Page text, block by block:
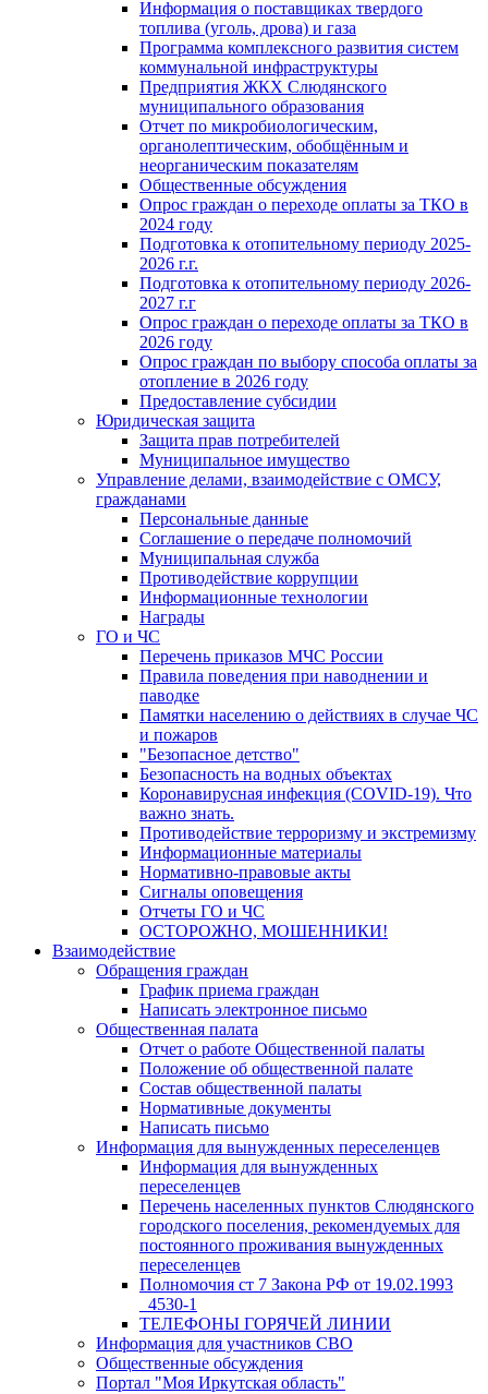
Информация о поставщиках твердого
топлива (уголь, дрова) и газа
Программа комплексного развития систем
коммунальной инфраструктуры
Предприятия ЖКХ Слюдянского
муниципального образования
Отчет по микробиологическим,
органолептическим, обобщённым и
неорганическим показателям
Общественные обсуждения
Опрос граждан о переходе оплаты за ТКО в
2024 году
Подготовка к отопительному периоду 2025-
2026 г.г.
Подготовка к отопительному периоду 2026-
2027 г.г
Опрос граждан о переходе оплаты за ТКО в
2026 году
Опрос граждан по выбору способа оплаты за
отопление в 2026 году
Предоставление субсидии
Юридическая защита
Защита прав потребителей
Муниципальное имущество
Управление делами, взаимодействие с ОМСУ,
гражданами
Персональные данные
Соглашение о передаче полномочий
Муниципальная служба
Противодействие коррупции
Информационные технологии
Награды
ГО и ЧС
Перечень приказов МЧС России
Правила поведения при наводнении и
паводке
Памятки населению о действиях в случае ЧС
и пожаров
"Безопасное детство"
Безопасность на водных объектах
Коронавирусная инфекция (COVID-19). Что
важно знать.
Противодействие терроризму и экстремизму
Информационные материалы
Нормативно-правовые акты
Сигналы оповещения
Отчеты ГО и ЧС
ОСТОРОЖНО, МОШЕННИКИ!
Взаимодействие
Обращения граждан
График приема граждан
Написать электронное письмо
Общественная палата
Отчет о работе Общественной палаты
Положение об общественной палате
Состав общественной палаты
Нормативные документы
Написать письмо
Информация для вынужденных переселенцев
Информация для вынужденных
переселенцев
Перечень населенных пунктов Слюдянского
городского поселения, рекомендуемых для
постоянного проживания вынужденных
переселенцев
Полномочия ст 7 Закона РФ от 19.02.1993
_4530-1
ТЕЛЕФОНЫ ГОРЯЧЕЙ ЛИНИИ
Информация для участников СВО
Общественные обсуждения
Портал "Моя Иркутская область"